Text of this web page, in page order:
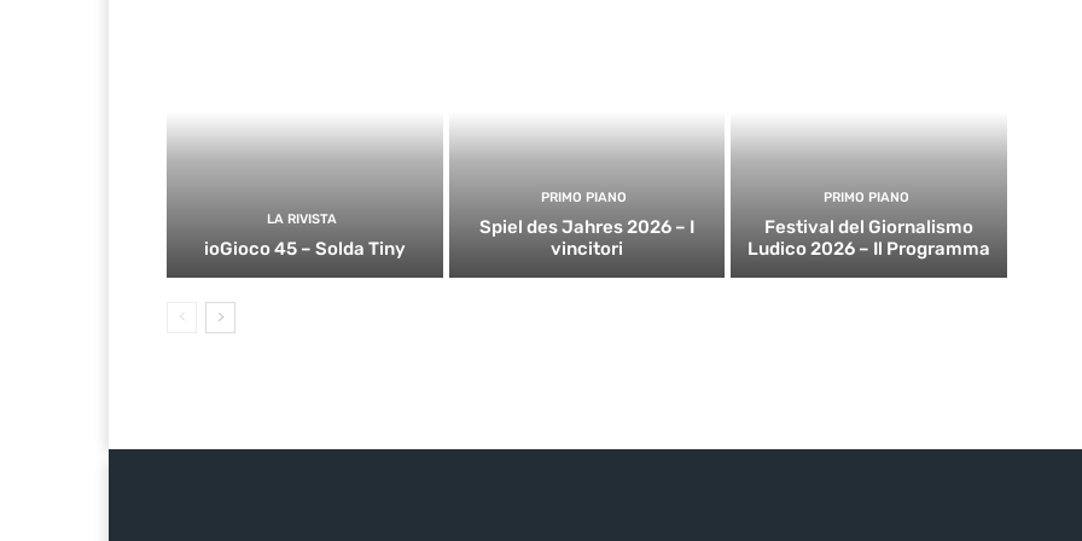
LA RIVISTA
ioGioco 45 – Solda Tiny
PRIMO PIANO
Spiel des Jahres 2026 – I
vincitori
PRIMO PIANO
Festival del Giornalismo
Ludico 2026 – Il Programma